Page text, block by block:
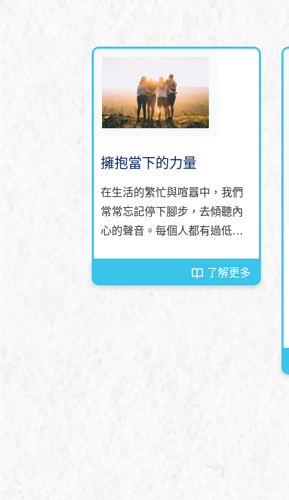
擁抱當下的力量
在生活的繁忙與喧囂中，我們
常常忘記停下腳步，去傾聽內
心的聲音。每個人都有過低谷
無助的日子。然而，正是這些
挑戰塑造了我們的靈魂，讓我
了解更多